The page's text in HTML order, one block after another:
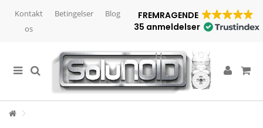
Betingelser Blog
Kontakt
os
FREMRAGENDE
35 anmeldelser